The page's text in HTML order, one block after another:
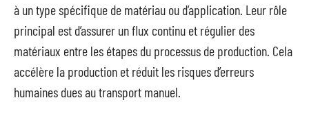
à un type spécifique de matériau ou d’application. Leur rôle
principal est d’assurer un flux continu et régulier des
matériaux entre les étapes du processus de production. Cela
accélère la production et réduit les risques d’erreurs
humaines dues au transport manuel.